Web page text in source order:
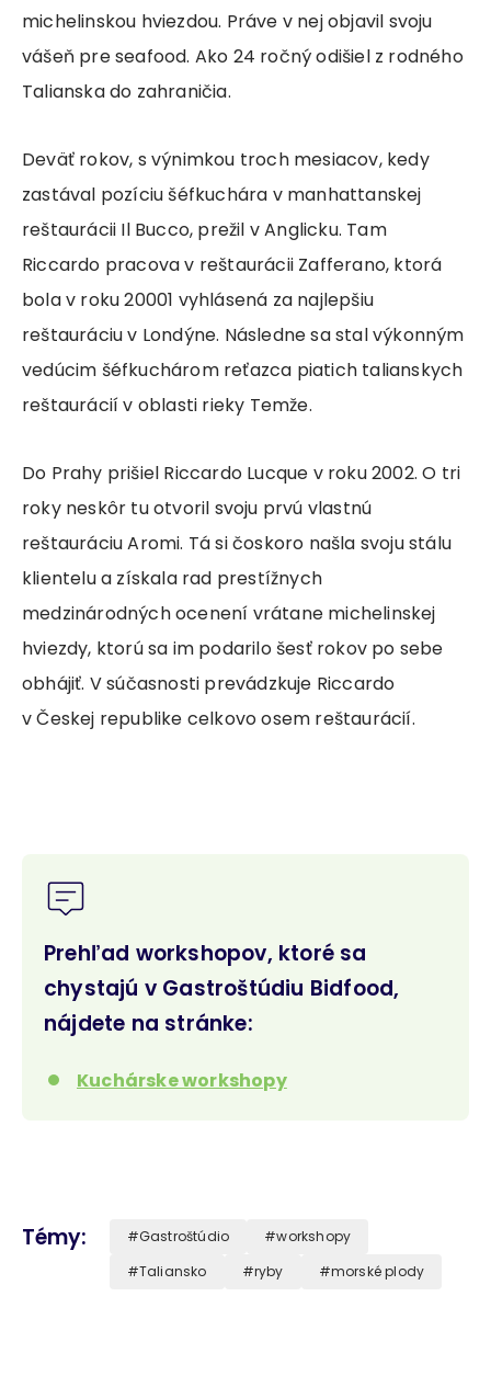
michelinskou hviezdou. Práve v nej objavil svoju
vášeň pre seafood. Ako 24 ročný odišiel z rodného
Talianska do zahraničia.
Deväť rokov, s výnimkou troch mesiacov, kedy
zastával pozíciu šéfkuchára v manhattanskej
reštaurácii Il Bucco, prežil v Anglicku. Tam
Riccardo pracova v reštaurácii Zafferano, ktorá
bola v roku 20001 vyhlásená za najlepšiu
reštauráciu v Londýne. Následne sa stal výkonným
vedúcim šéfkuchárom reťazca piatich talianskych
reštaurácií v oblasti rieky Temže.
Do Prahy prišiel Riccardo Lucque v roku 2002. O tri
roky neskôr tu otvoril svoju prvú vlastnú
reštauráciu Aromi. Tá si čoskoro našla svoju stálu
klientelu a získala rad prestížnych
medzinárodných ocenení vrátane michelinskej
hviezdy, ktorú sa im podarilo šesť rokov po sebe
obhájiť. V súčasnosti prevádzkuje Riccardo
v Českej republike celkovo osem reštaurácií.
Prehľad workshopov, ktoré sa
chystajú v Gastroštúdiu Bidfood,
nájdete na stránke:
Kuchárske workshopy
Témy Gastroštúdio
workshopy
Taliansko
ryby morské plody